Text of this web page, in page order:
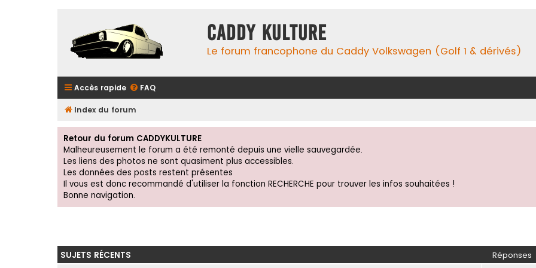
Caddy Kulture
Le forum francophone du Caddy Volkswagen (Golf 1 & dérivés)
Accès rapide FAQ
Index du forum
Retour du forum CADDYKULTURE
Malheureusement le forum a été remonté depuis une vielle sauvegardée.
Les liens des photos ne sont quasiment plus accessibles.
Les données des posts restent présentes
Il vous est donc recommandé d'utiliser la fonction RECHERCHE pour trouver les infos souhaitées !
Bonne navigation.
SUJETS RÉCENTS Réponses